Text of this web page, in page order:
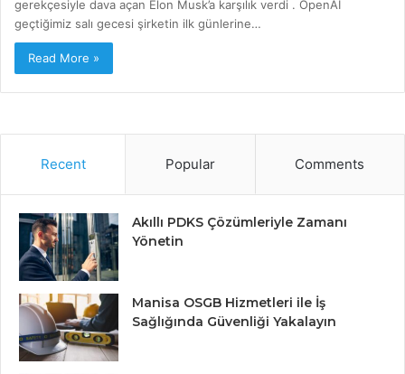
gerekçesiyle dava açan Elon Musk’a karşılık verdi . OpenAI
geçtiğimiz salı gecesi şirketin ilk günlerine…
Read More »
Recent Popular Comments
Akıllı PDKS Çözümleriyle Zamanı
Yönetin
Manisa OSGB Hizmetleri ile İş
Sağlığında Güvenliği Yakalayın